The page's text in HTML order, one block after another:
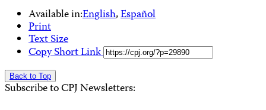
Available in:English,Español
Print
Text Size
Copy Short Link
Back to Top
Subscribe to CPJ Newsletters: